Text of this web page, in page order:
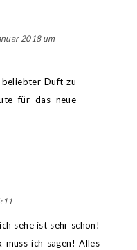
2018 um
Duft zu
für das neue
sehe ist sehr schön!
muss ich sagen! Alles